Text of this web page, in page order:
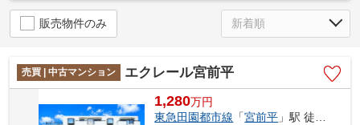
販売物件のみ
売買 | 中古マンション エクレール宮前平
1,280万円
東急田園都市線 「宮前平 」駅 徒歩19分